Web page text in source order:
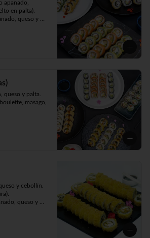
apanado,
en palta).
queso y
masago,
queso y palta.
masago,
palta y
y cebollín.
y palta. Envuelto
y cebollín.
queso y
y salsa